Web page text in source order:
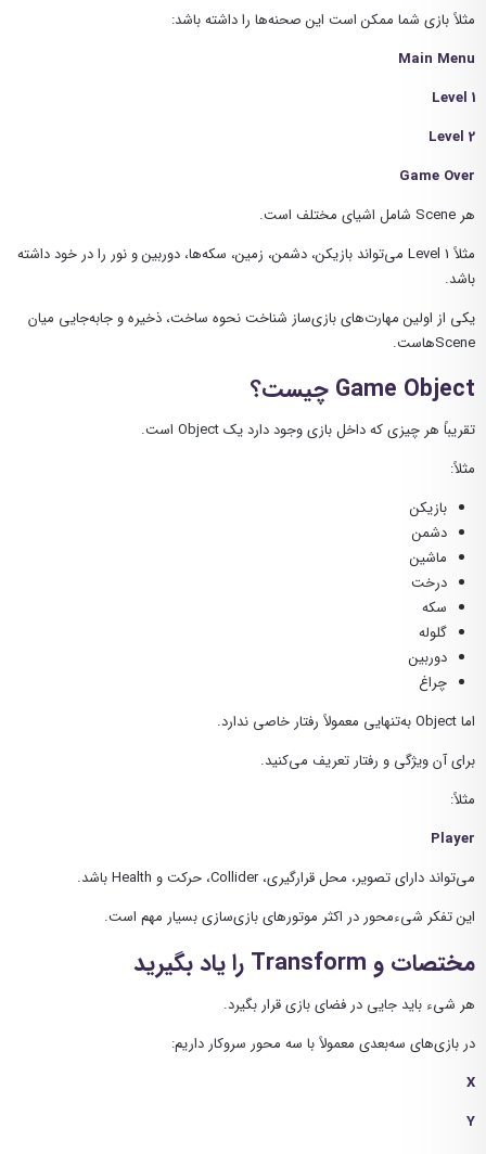
مثلاً بازی شما ممکن است این صحنه‌ها را داشته باشد:
Main Menu
Level 1
Level 2
Game Over
هر Scene شامل اشیای مختلف است.
مثلاً Level 1 می‌تواند بازیکن، دشمن، زمین، سکه‌ها، دوربین و نور را در خود داشته
باشد.
یکی از اولین مهارت‌های بازی‌ساز شناخت نحوه ساخت، ذخیره و جابه‌جایی میان
Sceneهاست.
Game Object چیست؟
تقریباً هر چیزی که داخل بازی وجود دارد یک Object است.
مثلاً:
بازیکن
دشمن
ماشین
درخت
سکه
گلوله
دوربین
چراغ
اما Object به‌تنهایی معمولاً رفتار خاصی ندارد.
برای آن ویژگی و رفتار تعریف می‌کنید.
مثلاً:
Player
می‌تواند دارای تصویر، محل قرارگیری، Collider، حرکت و Health باشد.
این تفکر شیءمحور در اکثر موتورهای بازی‌سازی بسیار مهم است.
مختصات و Transform را یاد بگیرید
هر شیء باید جایی در فضای بازی قرار بگیرد.
در بازی‌های سه‌بعدی معمولاً با سه محور سروکار داریم:
X
Y